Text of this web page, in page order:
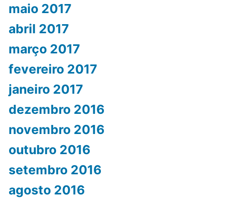
maio 2017
abril 2017
março 2017
fevereiro 2017
janeiro 2017
dezembro 2016
novembro 2016
outubro 2016
setembro 2016
agosto 2016